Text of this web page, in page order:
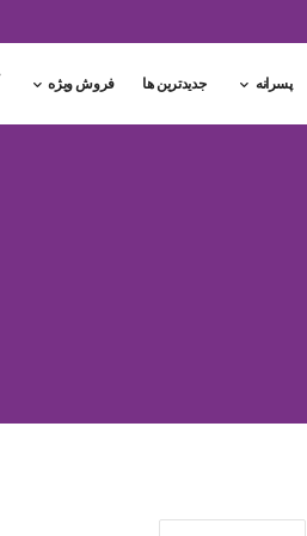
پسرانه جدیدترین ها فروش ویژه